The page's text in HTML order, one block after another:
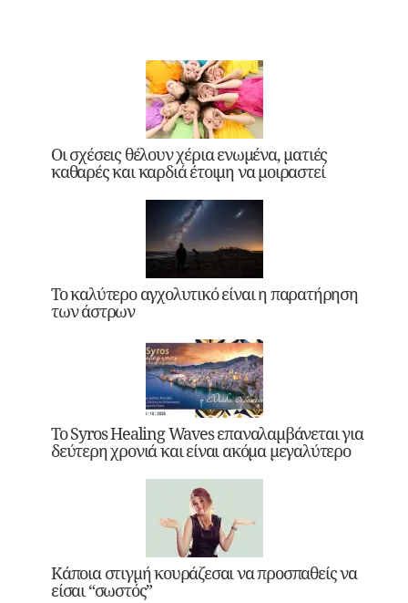
Οι σχέσεις θέλουν χέρια ενωμένα, ματιές
καθαρές και καρδιά έτοιμη να μοιραστεί
Το καλύτερο αγχολυτικό είναι η παρατήρηση
των άστρων
Το Syros Healing Waves επαναλαμβάνεται για
δεύτερη χρονιά και είναι ακόμα μεγαλύτερο
Κάποια στιγμή κουράζεσαι να προσπαθείς να
είσαι “σωστός”